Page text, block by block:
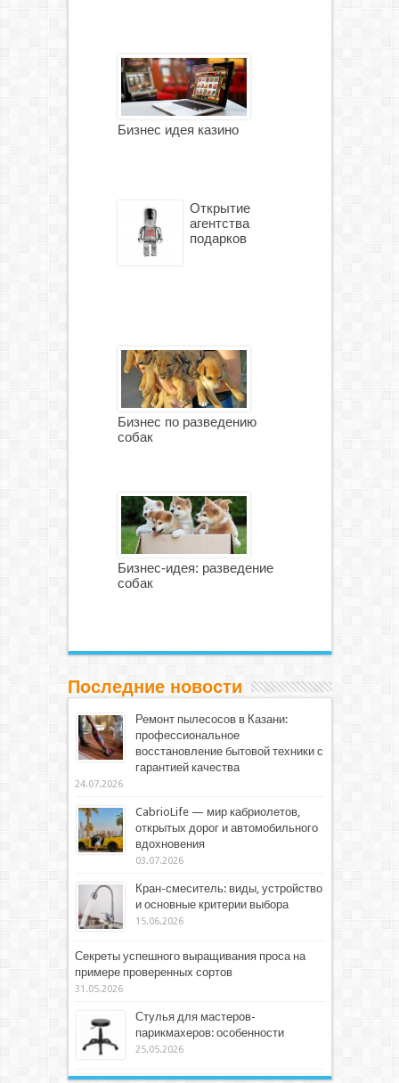
Бизнес идея казино
Открытие
агентства
подарков
Бизнес по разведению
собак
Бизнес-идея: разведение
собак
Последние новости
Ремонт пылесосов в Казани:
профессиональное
восстановление бытовой техники с
гарантией качества
24.07.2026
CabrioLife — мир кабриолетов,
открытых дорог и автомобильного
вдохновения
03.07.2026
Кран-смеситель: виды, устройство
и основные критерии выбора
15.06.2026
Секреты успешного выращивания проса на
примере проверенных сортов
31.05.2026
Стулья для мастеров-
парикмахеров: особенности
25.05.2026